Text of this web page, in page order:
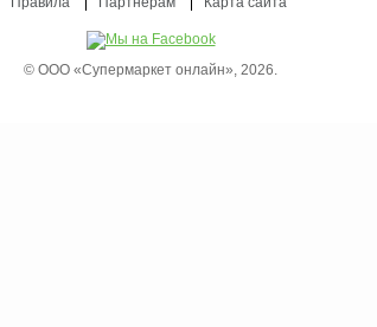
© ООО «Супермаркет онлайн», 2026.